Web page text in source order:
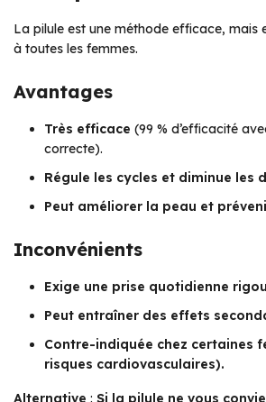
La pilule est une méthode efficace, mais
à toutes les femmes.
Avantages
Très efficace (99 % d’efficacité
correcte).
Régule les cycles et diminue les
Peut améliorer la peau et
Inconvénients
Exige une prise quotidienne
Peut entraîner des effets
Contre-indiquée chez certaines
risques cardiovasculaires).
Alternative : Si la pilule ne vous